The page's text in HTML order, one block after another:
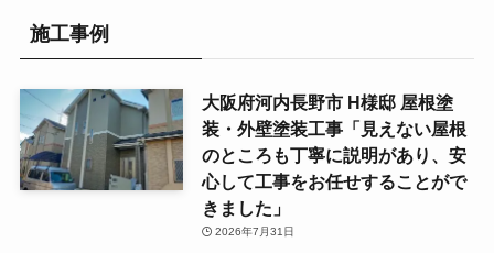
施工事例
大阪府河内長野市 H様邸 屋根塗
装・外壁塗装工事「見えない屋根
のところも丁寧に説明があり、安
心して工事をお任せすることがで
きました」
2026年7月31日